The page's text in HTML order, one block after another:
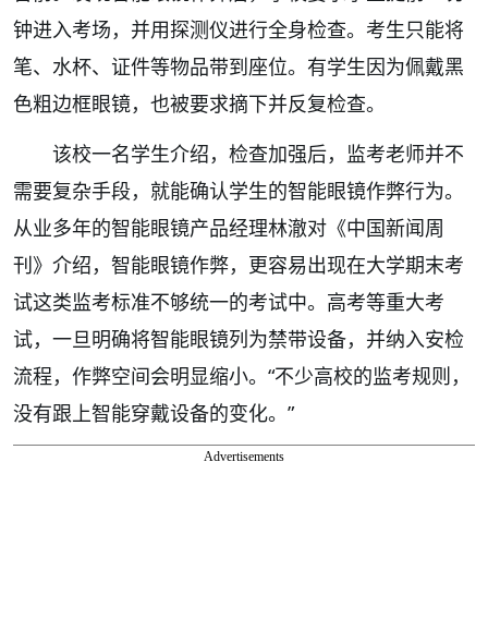
钟进入考场，并用探测仪进行全身检查。考生只能将
笔、水杯、证件等物品带到座位。有学生因为佩戴黑
色粗边框眼镜，也被要求摘下并反复检查。
该校一名学生介绍，检查加强后，监考老师并不
需要复杂手段，就能确认学生的智能眼镜作弊行为。
从业多年的智能眼镜产品经理林澈对《中国新闻周
刊》介绍，智能眼镜作弊，更容易出现在大学期末考
试这类监考标准不够统一的考试中。高考等重大考
试，一旦明确将智能眼镜列为禁带设备，并纳入安检
流程，作弊空间会明显缩小。“不少高校的监考规则，
没有跟上智能穿戴设备的变化。”
Advertisements